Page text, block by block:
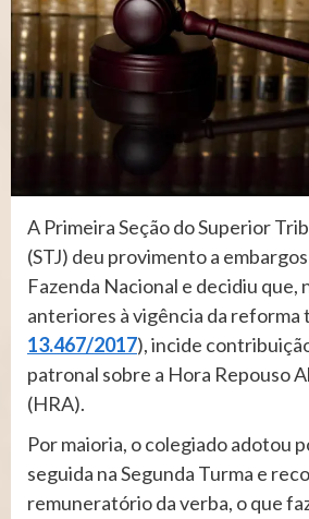
​​A Primeira Seção do Superior
(STJ) deu provimento a
Fazenda Nacional e decidiu que,
anteriores à vigência da reforma
13.467/2017), incide
patronal sobre a Hora Repouso
(HRA).
Por maioria, o colegiado adotou
seguida na Segunda Turma e
remuneratório da verba, o que